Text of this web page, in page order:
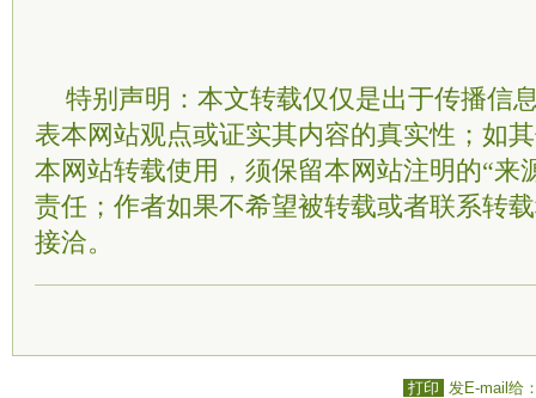
特别声明：本文转载仅仅是出于传播信
表本网站观点或证实其内容的真实性；如
本网站转载使用，须保留本网站注明的“来
责任；作者如果不希望被转载或者联系转
接洽。
打印 发E-mail给